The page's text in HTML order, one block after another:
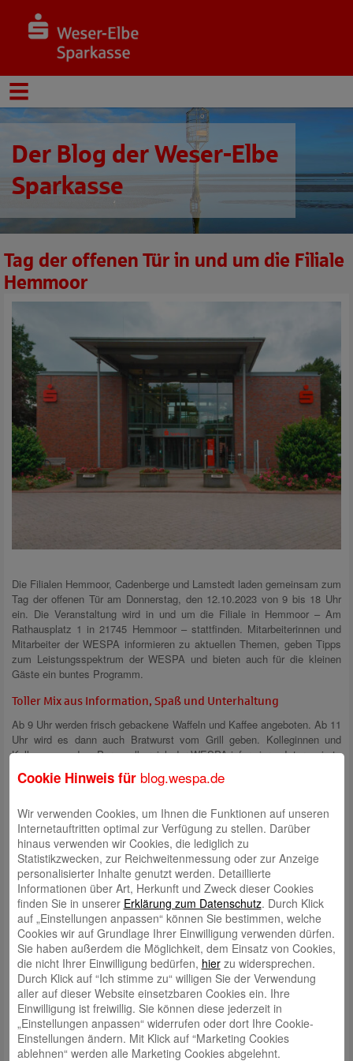
Der Blog der Weser-Elbe
Sparkasse
Tag der offenen Tür in und um die Filiale
Hemmoor
Die Filialen Hemmoor, Cadenberge und Lamstedt laden gemeinsam zum
Tag der offenen Tür am Donnerstag, den 12.10.2023 von 9 bis 18 Uhr
ein. Die Veranstaltung wird in und um die Filiale in Hemmoor – Am
Rathausplatz 1 in 21745 Hemmoor – stattfinden. Mitarbeiterinnen und
Mitarbeiter der WESPA informieren zu aktuellen Themen, geben Tipps
zum Leistungsspektrum der WESPA und bieten auch für die kleinen
Gäste ein buntes Programm.
Toller Mix aus Information, Spaß und Unterhaltung
Ab 9 Uhr werden frisch gebackene Waffeln und Kaffee angeboten. Ab 11
Uhr wird es dann auch Bratwurst vom Grill geben. Kolleginnen und
Kollegen aus dem Personalbereich der WESPA informieren Interessierte
Thema Altersvorsorge, Expertinnen und Experten informieren Female
Finance. Dieser Vortrag wiederholt sich um 16.30 Uhr. Um 15.30 Uhr
und 17.30 Uhr können sich Interessierte zum aktuellen Thema
Cyberschutz (Sicherheit im Internet) informieren.
Für die Vorträge wird um vorherige Anmeldung unter:
veranstaltungen@wespa.de oder unter der Telefonnummer: 0471
48000 gebeten.
Um 16 Uhr stellt Maria Mothes vom TSV Germania Cadenberge das
Sportangebot „TriloChi“ vor.
Vertreterinnen und Vertreter der örtlichen Polizeistation werden über die
neusten Vorgehensweisen von Betrügern aufklären und gehen
insbesondere auf das Thema „Schockanrufe“ ein. Unsere Kundinnen
und Kunden erhalten wertvolle Tipps und Hinweise dazu, wie sie
Cookie Hinweis für blog.wespa.de
Wir verwenden Cookies, um Ihnen die Funktionen auf unseren
Internetauftritten optimal zur Verfügung zu stellen. Darüber
hinaus verwenden wir Cookies, die lediglich zu
Statistikzwecken, zur Reichweitenmessung oder zur Anzeige
personalisierter Inhalte genutzt werden. Detaillierte
Informationen über Art, Herkunft und Zweck dieser Cookies
finden Sie in unserer Erklärung zum Datenschutz. Durch Klick
auf „Einstellungen anpassen“ können Sie bestimmen, welche
Cookies wir auf Grundlage Ihrer Einwilligung verwenden dürfen.
Sie haben außerdem die Möglichkeit, dem Einsatz von Cookies,
die nicht Ihrer Einwilligung bedürfen, hierzu widersprechen.
Durch Klick auf “Ich stimme zu“ willigen Sie der Verwendung
aller auf dieser Website einsetzbaren Cookies ein. Ihre
Einwilligung ist freiwillig. Sie können diese jederzeit in
„Einstellungen anpassen“ widerrufen oder dort Ihre Cookie-
Einstellungen ändern. Mit Klick auf “Marketing Cookies
ablehnen“ werden alle Marketing Cookies abgelehnt.